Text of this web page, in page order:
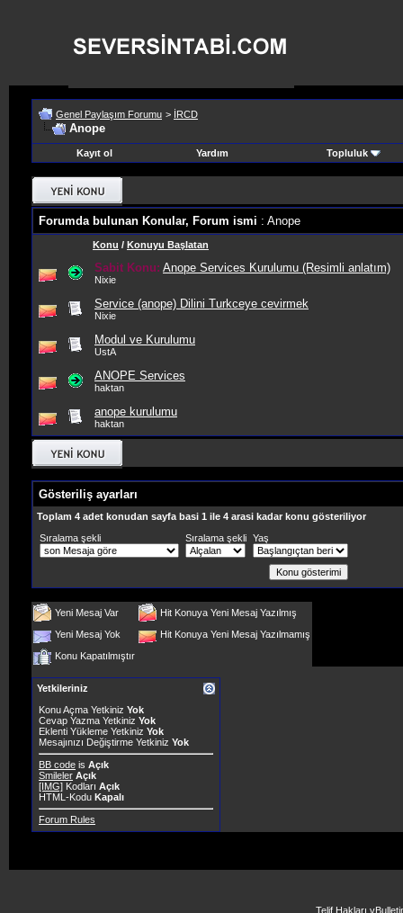
Genel Paylaşım Forumu > İRCD
Anope
Kayıt ol Yardım Topluluk
Forumda bulunan Konular, Forum ismi : Anope
Konu / Konuyu Başlatan
Sabit Konu: Anope Services Kurulumu (Resimli anlatım)
Nixie
Service (anope) Dilini Turkceye cevirmek
Nixie
Modul ve Kurulumu
UstA
ANOPE Services
haktan
anope kurulumu
haktan
Gösteriliş ayarları
Toplam 4 adet konudan sayfa basi 1 ile 4 arasi kadar konu gösteriliyor
Sıralama şekli
Sıralama şekli Yaş
Yeni Mesaj Var
Hit Konuya Yeni Mesaj Yazılmış
Yeni Mesaj Yok
Hit Konuya Yeni Mesaj Yazılmamış
Konu Kapatılmıştır
Yetkileriniz
Konu Açma Yetkiniz Yok
Cevap Yazma Yetkiniz Yok
Eklenti Yükleme Yetkiniz Yok
Mesajınızı Değiştirme Yetkiniz Yok
BB code is Açık
Smileler Açık
[IMG] Kodları Açık
HTML-Kodu Kapalı
Forum Rules
Telif Hakları